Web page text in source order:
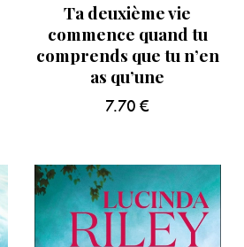
Ta deuxième vie
commence quand tu
comprends que tu n’en
as qu’une
7.70€